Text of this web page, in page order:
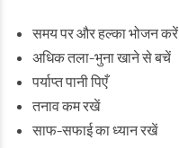
समय पर और हल्का भोजन करें
अधिक तला-भुना खाने से बचें
पर्याप्त पानी पिएँ
तनाव कम रखें
साफ-सफाई का ध्यान रखें